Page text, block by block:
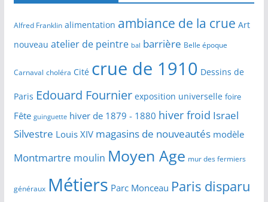
Alfred Franklin alimentation ambiance de la crue Art
nouveau atelier de peintre bal barrière Belle époque
Carnaval choléra Cité crue de 1910 Dessins de
Paris Edouard Fournier exposition universelle foire
Fête guinguette hiver de 1879 - 1880 hiver froid Israel
Silvestre Louis XIV magasins de nouveautés modèle
Montmartre moulin Moyen Age mur des fermiers
généraux Métiers Parc Monceau Paris disparu